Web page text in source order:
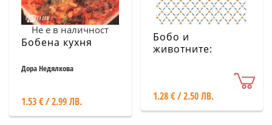
Не е в наличност
Бобена кухня
Дора Недялкова
1.53 € / 2.99 ЛВ.
Бобо и
животните:
1.28 € / 2.50 ЛВ.